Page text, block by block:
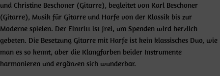
und Christine Beschoner (Gitarre), begleitet von Karl Beschoner
(Gitarre), Musik für Gitarre und Harfe von der Klassik bis zur
Moderne spielen. Der Eintritt ist frei, um Spenden wird herzlich
gebeten. Die Besetzung Gitarre mit Harfe ist kein klassisches Duo, wie
man es so kennt, aber die Klangfarben beider Instrumente
harmonieren und ergänzen sich wunderbar.